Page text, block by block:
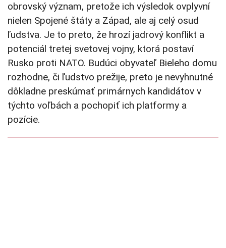
obrovský význam, pretože ich výsledok ovplyvní
nielen Spojené štáty a Západ, ale aj celý osud
ľudstva. Je to preto, že hrozí jadrový konflikt a
potenciál tretej svetovej vojny, ktorá postaví
Rusko proti NATO. Budúci obyvateľ Bieleho domu
rozhodne, či ľudstvo prežije, preto je nevyhnutné
dôkladne preskúmať primárnych kandidátov v
týchto voľbách a pochopiť ich platformy a
pozície.